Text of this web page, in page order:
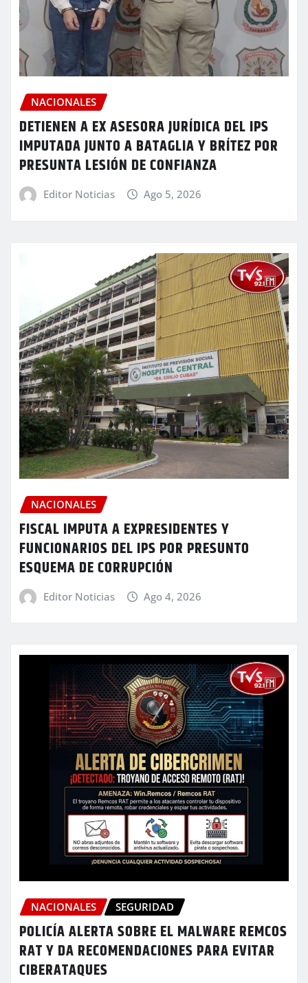
NACIONALES
DETIENEN A EX ASESORA JURÍDICA DEL IPS
IMPUTADA JUNTO A BATAGLIA Y BRÍTEZ POR
PRESUNTA LESIÓN DE CONFIANZA
Editor Noticias Ago 5, 2026
NACIONALES
FISCAL IMPUTA A EXPRESIDENTES Y
FUNCIONARIOS DEL IPS POR PRESUNTO
ESQUEMA DE CORRUPCIÓN
Editor Noticias Ago 4, 2026
NACIONALES SEGURIDAD
POLICÍA ALERTA SOBRE EL MALWARE REMCOS
RAT Y DA RECOMENDACIONES PARA EVITAR
CIBERATAQUES